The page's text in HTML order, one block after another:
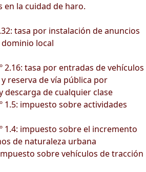
en la cuidad de haro.
tasa por instalación de anuncios
local
2.16: tasa por entradas de vehículos
reserva de vía pública por
descarga de cualquier clase
1.5: impuesto sobre actividades
1.4: impuesto sobre el incremento
de naturaleza urbana
sobre vehículos de tracción